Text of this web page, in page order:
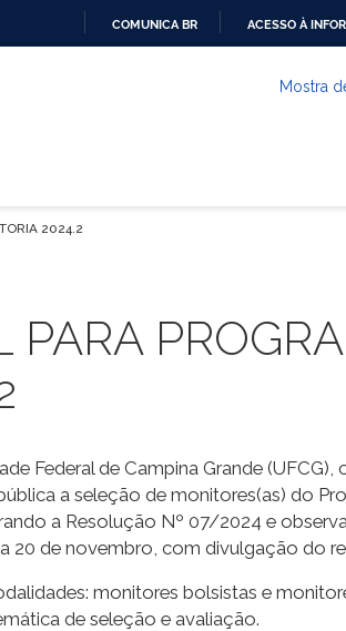
COMUNICA BR ACESSO À
Mostra
2024.2
PARA
Federal de Campina Grande
a seleção de monitores(as) do
a Resolução Nº 07/2024 e
20 de novembro, com divulgação do
monitores bolsistas e
de seleção e avaliação.